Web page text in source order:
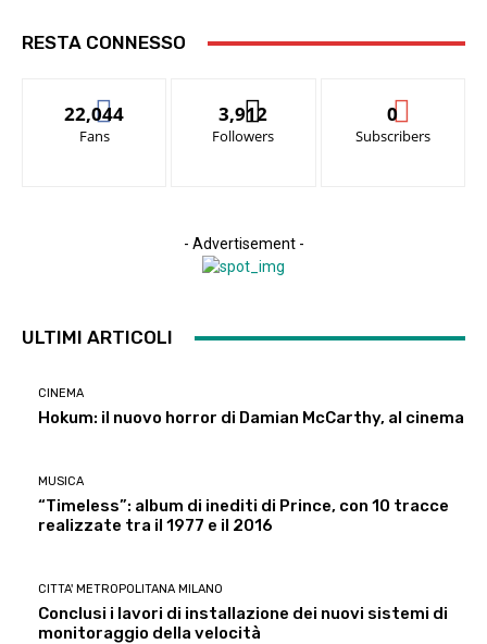
RESTA CONNESSO
22,044
Fans
3,912
Followers
0
Subscribers
- Advertisement -
ULTIMI ARTICOLI
CINEMA
Hokum: il nuovo horror di Damian McCarthy, al cinema
MUSICA
“Timeless”: album di inediti di Prince, con 10 tracce
realizzate tra il 1977 e il 2016
CITTA' METROPOLITANA MILANO
Conclusi i lavori di installazione dei nuovi sistemi di
monitoraggio della velocità